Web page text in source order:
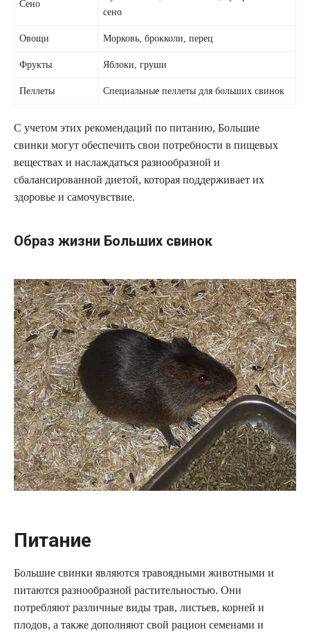
Сено
сено
Овощи Морковь, брокколи, перец
Фрукты Яблоки, груши
Пеллеты Специальные пеллеты для больших свинок
С учетом этих рекомендаций по питанию, Большие
свинки могут обеспечить свои потребности в пищевых
веществах и наслаждаться разнообразной и
сбалансированной диетой, которая поддерживает их
здоровье и самочувствие.
Образ жизни Больших свинок
Питание
Большие свинки являются травоядными животными и
питаются разнообразной растительностью. Они
потребляют различные виды трав, листьев, корней и
плодов, а также дополняют свой рацион семенами и